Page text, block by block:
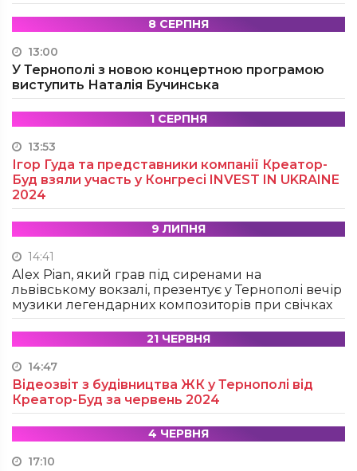
8 СЕРПНЯ
13:00
У Тернополі з новою концертною програмою
виступить Наталія Бучинська
1 СЕРПНЯ
13:53
Ігор Гуда та представники компанії Креатор-
Буд взяли участь у Конгресі INVEST IN UKRAINE
2024
9 ЛИПНЯ
14:41
Alex Pian, який грав під сиренами на
львівському вокзалі, презентує у Тернополі вечір
музики легендарних композиторів при свічках
21 ЧЕРВНЯ
14:47
Відеозвіт з будівництва ЖК у Тернополі від
Креатор-Буд за червень 2024
4 ЧЕРВНЯ
17:10